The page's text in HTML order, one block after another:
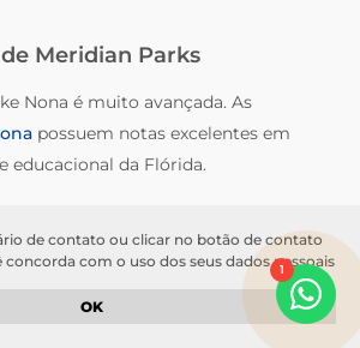
Meridian Parks
Nona é muito avançada. As
possuem notas excelentes em
educacional da Flórida.
venda em Meridian Parks, Lake Nona?
daAuthenticpara te ajudar com
1
de contato ou clicar no botão de contato
com o uso dos seus dados pessoais
e atendimento. Seus dados serão
a nossapolítica de privacidade
. Garantimos
serão mantidas em sigilo e não serão
OK